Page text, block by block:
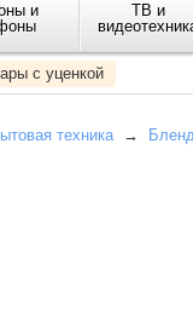
и
ТВ и
с уценкой
техника→